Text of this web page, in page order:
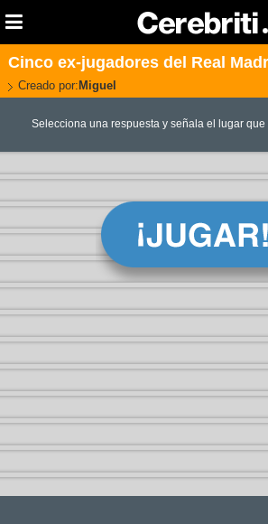
Cinco ex-jugadores del Real
Creado por: Miguel
Selecciona una respuesta y señala el lugar